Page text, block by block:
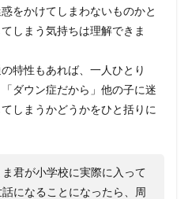
をかけてしまわないものかと
しまう気持ちは理解できま
特性もあれば、一人ひとり
ダウン症だから」他の子に迷
しまうかどうかをひと括りに
君が小学校に実際に入って
になることになったら、周